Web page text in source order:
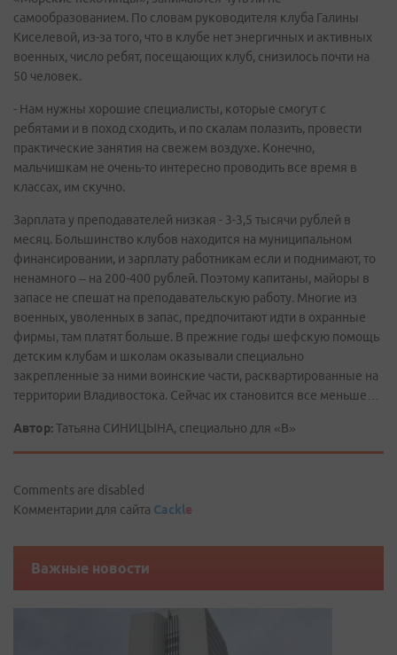
самообразованием. По словам руководителя клуба Галины
Киселевой, из-за того, что в клубе нет энергичных и активных
военных, число ребят, посещающих клуб, снизилось почти на
50 человек.
- Нам нужны хорошие специалисты, которые смогут с
ребятами и в поход сходить, и по скалам полазить, провести
практические занятия на свежем воздухе. Конечно,
мальчишкам не очень-то интересно проводить все время в
классах, им скучно.
Зарплата у преподавателей низкая - 3-3,5 тысячи рублей в
месяц. Большинство клубов находится на муниципальном
финансировании, и зарплату работникам если и поднимают, то
ненамного – на 200-400 рублей. Поэтому капитаны, майоры в
запасе не спешат на преподавательскую работу. Многие из
военных, уволенных в запас, предпочитают идти в охранные
фирмы, там платят больше. В прежние годы шефскую помощь
детским клубам и школам оказывали специально
закрепленные за ними воинские части, расквартированные на
территории Владивостока. Сейчас их становится все меньше…
Автор:Татьяна СИНИЦЫНА, специально для «В»
Comments are disabled
Комментарии для сайта Cackle
Важные новости